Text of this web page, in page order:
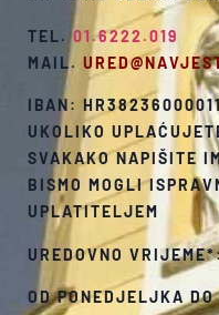
TEL.01.6222.019
MAIL.
IBAN:
UKOLIKO
SVAKAKO NAPIŠITE
BISMO MOGLI
UPLATITELJEM
UREDOVNO
OD PONEDJELJKA